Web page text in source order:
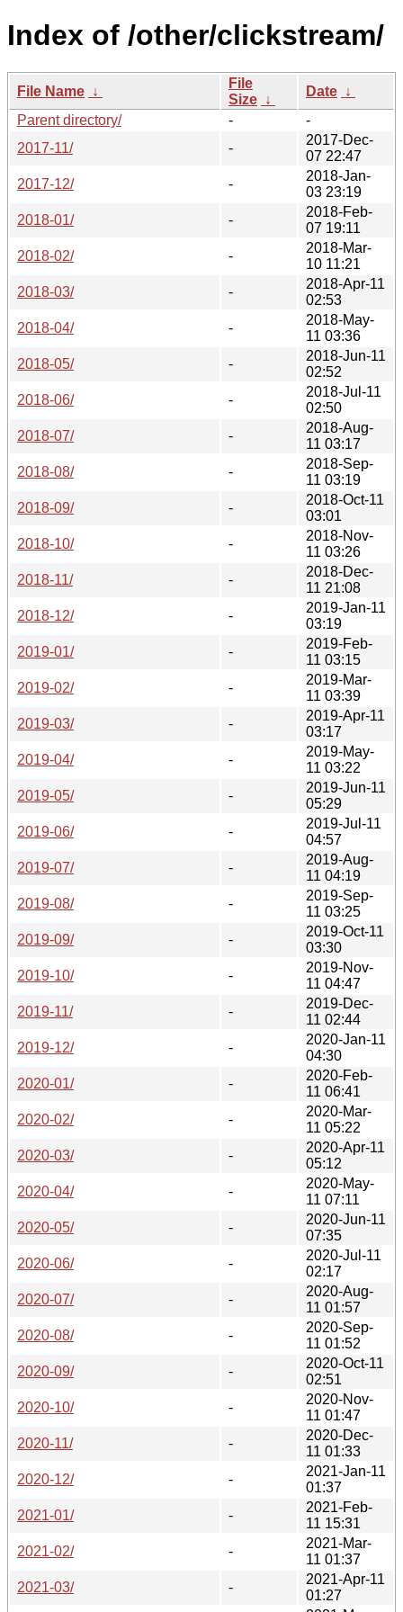
Index of /other/clickstream/
File Name ↓
File
Size ↓
Date ↓
Parent directory/
-
-
2017-11/
-
2017-Dec-
07 22:47
2017-12/
-
2018-Jan-
03 23:19
2018-01/
-
2018-Feb-
07 19:11
2018-02/
-
2018-Mar-
10 11:21
2018-03/
-
2018-Apr-11
02:53
2018-04/
-
2018-May-
11 03:36
2018-05/
-
2018-Jun-11
02:52
2018-06/
-
2018-Jul-11
02:50
2018-07/
-
2018-Aug-
11 03:17
2018-08/
-
2018-Sep-
11 03:19
2018-09/
-
2018-Oct-11
03:01
2018-10/
-
2018-Nov-
11 03:26
2018-11/
-
2018-Dec-
11 21:08
2018-12/
-
2019-Jan-11
03:19
2019-01/
-
2019-Feb-
11 03:15
2019-02/
-
2019-Mar-
11 03:39
2019-03/
-
2019-Apr-11
03:17
2019-04/
-
2019-May-
11 03:22
2019-05/
-
2019-Jun-11
05:29
2019-06/
-
2019-Jul-11
04:57
2019-07/
-
2019-Aug-
11 04:19
2019-08/
-
2019-Sep-
11 03:25
2019-09/
-
2019-Oct-11
03:30
2019-10/
-
2019-Nov-
11 04:47
2019-11/
-
2019-Dec-
11 02:44
2019-12/
-
2020-Jan-11
04:30
2020-01/
-
2020-Feb-
11 06:41
2020-02/
-
2020-Mar-
11 05:22
2020-03/
-
2020-Apr-11
05:12
2020-04/
-
2020-May-
11 07:11
2020-05/
-
2020-Jun-11
07:35
2020-06/
-
2020-Jul-11
02:17
2020-07/
-
2020-Aug-
11 01:57
2020-08/
-
2020-Sep-
11 01:52
2020-09/
-
2020-Oct-11
02:51
2020-10/
-
2020-Nov-
11 01:47
2020-11/
-
2020-Dec-
11 01:33
2020-12/
-
2021-Jan-11
01:37
2021-01/
-
2021-Feb-
11 15:31
2021-02/
-
2021-Mar-
11 01:37
2021-03/
-
2021-Apr-11
01:27